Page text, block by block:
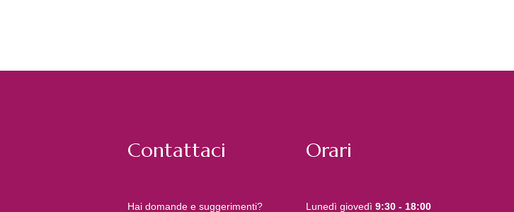
Contattaci
Hai domande e suggerimenti?
Orari
Lunedì giovedì 9:30 - 18:00